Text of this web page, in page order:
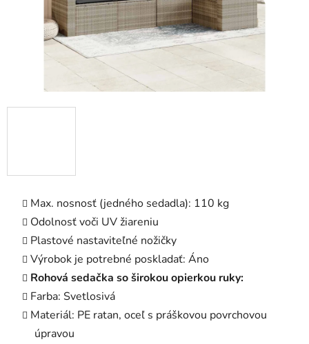
Max. nosnosť (jedného sedadla): 110 kg
Odolnosť voči UV žiareniu
Plastové nastaviteľné nožičky
Výrobok je potrebné poskladať: Áno
Rohová sedačka so širokou opierkou ruky:
Farba: Svetlosivá
Materiál: PE ratan, oceľ s práškovou povrchovou
úpravou